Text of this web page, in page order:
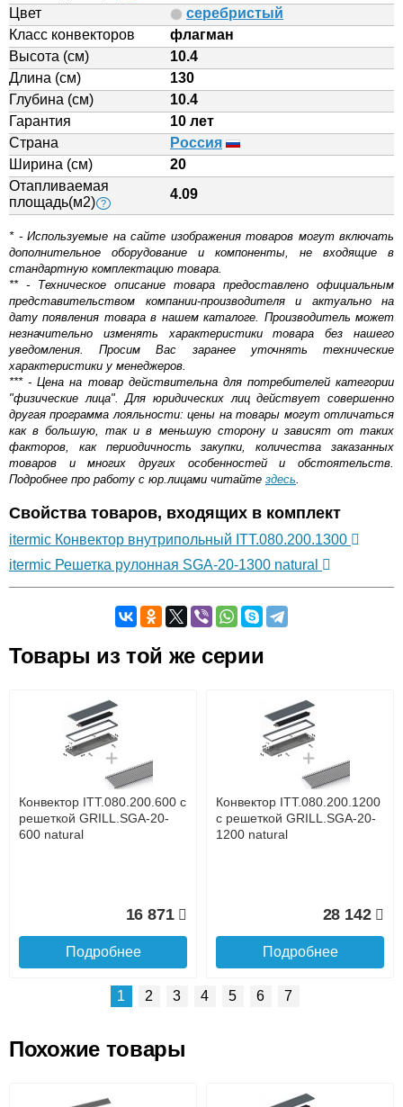
Цвет
серебристый
Класс конвекторов
флагман
Высота (см)
10.4
Длина (см)
130
Глубина (см)
10.4
Гарантия
10 лет
Страна
Россия
Ширина (см)
20
Отапливаемая
площадь(м2) ?
4.09
* - Используемые на сайте изображения товаров могут включать
дополнительное оборудование и компоненты, не входящие в
стандартную комплектацию товара.
** - Техническое описание товара предоставлено официальным
представительством компании-производителя и актуально на
дату появления товара в нашем каталоге. Производитель может
незначительно изменять характеристики товара без нашего
уведомления. Просим Вас заранее уточнять технические
характеристики у менеджеров.
*** - Цена на товар действительна для потребителей категории
"физические лица". Для юридических лиц действует совершенно
другая программа лояльности: цены на товары могут отличаться
как в большую, так и в меньшую сторону и зависят от таких
факторов, как периодичность закупки, количества заказанных
товаров и многих других особенностей и обстоятельств.
Подробнее про работу с юр.лицами читайте здесь.
Свойства товаров, входящих в комплект
itermic Конвектор внутрипольный ITT.080.200.1300
itermic Решетка рулонная SGA-20-1300 natural
Оставьте отзыв
Доставка сантехники по Москве и Московской области
Наличный расчёт
Банковской картой на сайте в режиме реального
времени
Банковской картой при получении товара как при
доставке, так и самовывозом
Интернет-деньгами (Yandex-деньги, Web-money,
Qiwi-кошельки и другие).
Безналичный расчёт (возможно и с НДС)
Товары из той же серии
Конвектор ITT.080.200.600 с
решеткой GRILL.SGA-20-
600 natural
16 871
Подробнее
Конвектор ITT.080.200.1200
с решеткой GRILL.SGA-20-
1200 natural
28 142
Подробнее
Конвектор ITT.080.200.1000 Конвектор ITT.080.200.900 с
1 2 3 4 5 6 7
Похожие товары